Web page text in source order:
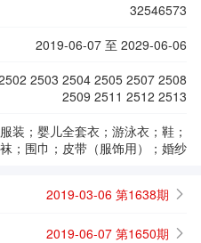
32546573
2019-06-07 至 2029-06-06
2503 2504 2505 2507 2508
2509 2511 2512 2513
装；婴儿全套衣；游泳衣；鞋；
；围巾；皮带（服饰用）；婚纱
2019-03-06 第1638期
2019-06-07 第1650期